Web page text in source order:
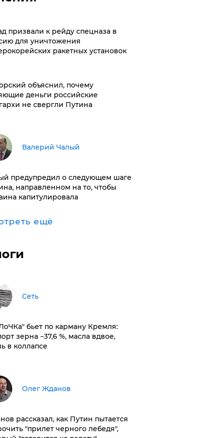
призвали к рейду спецназа в
для уничтожения
ракетных установок
объяснил, почему
деньги российские
не свергли Путина
Валерий Чалый
предупредил о следующем шаге
направленном на то, чтобы
капитулировала
ещё
Сеть
бьет по карману Кремля:
зерна −37,6 %, масла вдвое,
в коллапсе
Олег Жданов
рассказал, как Путин пытается
"прилет черного лебедя",